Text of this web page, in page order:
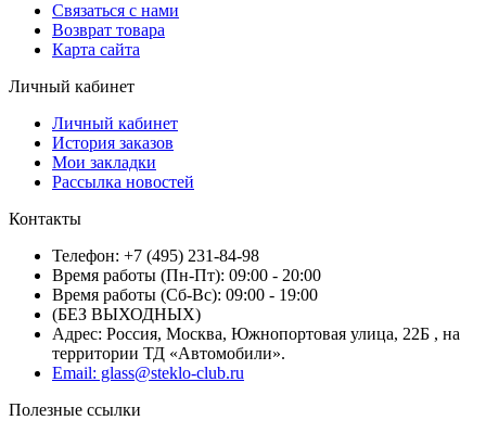
Связаться с нами
Возврат товара
Карта сайта
Личный кабинет
Личный кабинет
История заказов
Мои закладки
Рассылка новостей
Контакты
Телефон: +7 (495) 231-84-98
Время работы (Пн-Пт): 09:00 - 20:00
Время работы (Сб-Вс): 09:00 - 19:00
(БЕЗ ВЫХОДНЫХ)
Адрес: Россия, Москва, Южнопортовая улица, 22Б , на
территории ТД «Автомобили».
Email: glass@steklo-club.ru
Полезные ссылки